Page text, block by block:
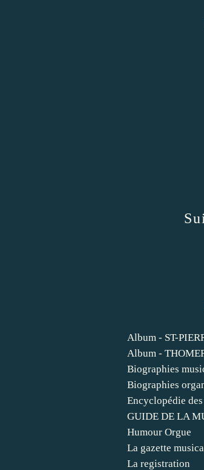
Album - ST-
Album -
Biographies
Biographies
Encyclopédie
GUIDE DE LA
Humour Orgue
La gazette
La registration